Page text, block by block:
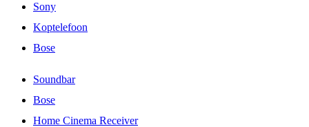
Sony
Koptelefoon
Bose
Soundbar
Bose
Home Cinema Receiver